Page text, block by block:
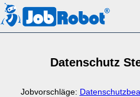
Datenschutz
Jobvorschläge: